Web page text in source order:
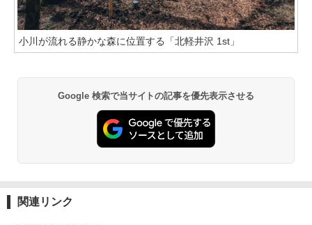
小川が流れる静かな森に位置する「北軽井沢 1st」
Google 検索で当サイトの記事を優先表示させる
関連リンク